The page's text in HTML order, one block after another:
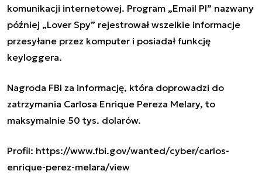
komunikacji internetowej. Program „Email PI” nazwany
później „Lover Spy” rejestrował wszelkie informacje
przesyłane przez komputer i posiadał funkcję
keyloggera.
Nagroda FBI za informację, która doprowadzi do
zatrzymania Carlosa Enrique Pereza Melary, to
maksymalnie 50 tys. dolarów.
Profil: https://www.fbi.gov/wanted/cyber/carlos-
enrique-perez-melara/view